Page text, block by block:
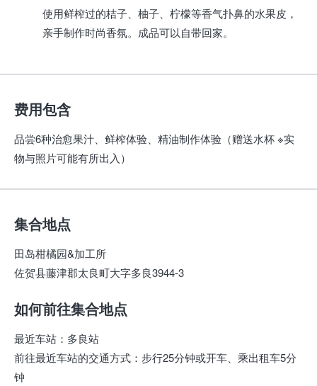
使用鲜榨过的桔子、柚子、柠檬等香气扑鼻的水果皮，
亲手制作时尚香氛。成品可以自带回家。
费用包含
品尝6种治愈果汁、鲜榨体验、精油制作体验（赠送水杯 ※实
物与照片可能有所出入）
集合地点
田岛柑橘园&加工所
佐贺县藤津郡太良町大字多良3944-3
如何前往集合地点
最近车站 ： 多良站
前往最近车站的交通方式 ： 步行25分钟或开车、乘出租车5分
钟